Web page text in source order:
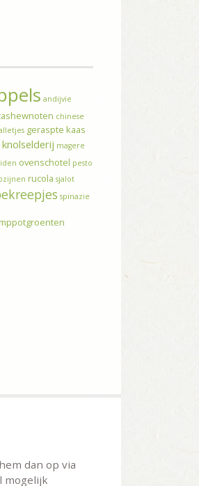
andijvie
chinese
geraspte kaas
knolselderij magere
ovenschotel pesto
rucola sjalot
spinazie
dan op via
mogelijk